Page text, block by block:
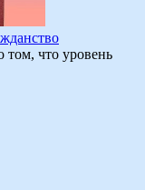
что уровень